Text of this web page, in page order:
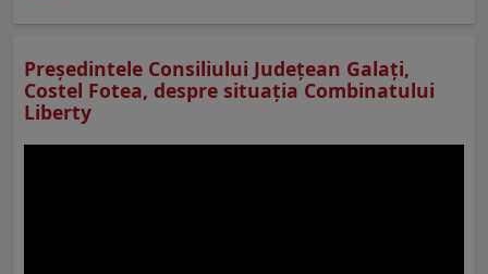
Preşedintele Consiliului Judeţean Galaţi,
Costel Fotea, despre situaţia Combinatului
Liberty